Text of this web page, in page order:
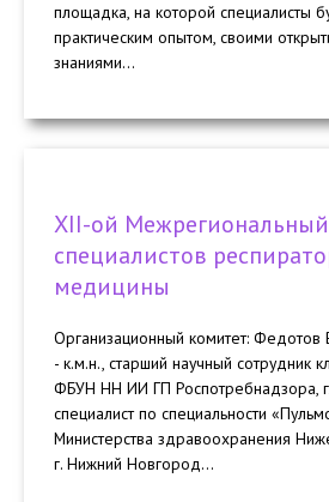
площадка, на которой специалисты
практическим опытом, своими
знаниями...
ХII-ой
специалистов
медицины
Организационный комитет: Федотов
- к.м.н., старший научный сотрудник
ФБУН НН ИИ ГП Роспотребнадзора,
специалист по специальности
Министерства здравоохранения
г. Нижний Новгород...